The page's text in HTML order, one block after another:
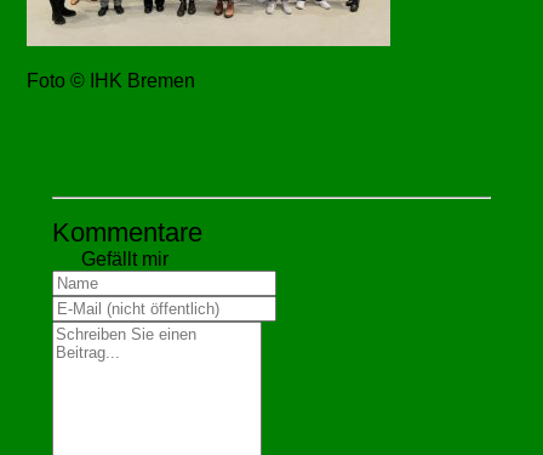
Foto © IHK Bremen
Kommentare
Gefällt mir